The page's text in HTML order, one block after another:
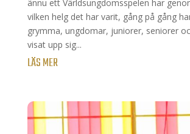
ännu ett Världsungdomsspelen har
vilken helg det har varit, gång på gång
grymma, ungdomar, juniorer, seniorer
visat upp sig...
LÄS MER